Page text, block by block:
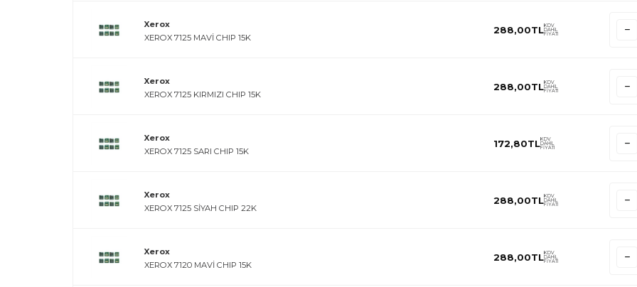
Xerox
XEROX 7125 MAVİ CHIP 15K
288,00TLKDV
DAHİL
FİYATI
Xerox
XEROX 7125 KIRMIZI CHIP 15K
288,00TLKDV
DAHİL
FİYATI
Xerox
XEROX 7125 SARI CHIP 15K
172,80TLKDV
DAHİL
FİYATI
Xerox
XEROX 7125 SİYAH CHIP 22K
288,00TLKDV
DAHİL
FİYATI
Xerox
XEROX 7120 MAVİ CHIP 15K
288,00TLKDV
DAHİL
FİYATI